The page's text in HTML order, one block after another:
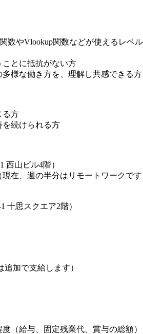
数やVlookup関数などが使えるレベ
ことに抵抗がない方
様な働き方を、理解し共感できる方
る方
を続けられる方
西山ビル4階）
在、週の半分はリモートワークで
十思スクエア2階）
加で支給します）
（給与、固定残業代、賞与の総額）